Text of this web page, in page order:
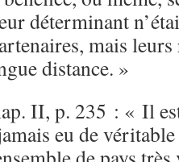
déterminant
mais
distance. »
II, p. 235 : « Il
eu de